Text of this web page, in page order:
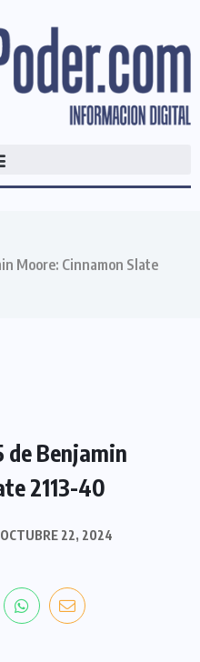
Moore: Cinnamon Slate
de Benjamin
2113-40
OCTUBRE 22, 2024